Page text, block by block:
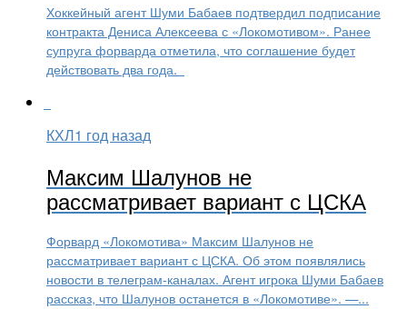
Хоккейный агент Шуми Бабаев подтвердил подписание
контракта Дениса Алексеева с «Локомотивом». Ранее
супруга форварда отметила, что соглашение будет
действовать два года.
КХЛ1 год назад
Максим Шалунов не
рассматривает вариант с ЦСКА
Форвард «Локомотива» Максим Шалунов не
рассматривает вариант с ЦСКА. Об этом появлялись
новости в телеграм-каналах. Агент игрока Шуми Бабаев
рассказ, что Шалунов останется в «Локомотиве». —...